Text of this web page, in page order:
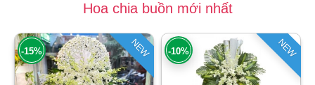
Hoa chia buồn mới nhất
NEW
-15% NEW
-10%